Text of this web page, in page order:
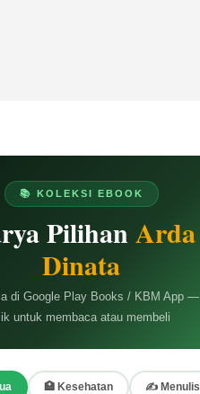
📚 KOLEKSI EBOOK
PilihanArda
Dinata
di Google Play Books / KBM App —
untuk membaca atau membeli
🏥 Kesehatan ✍️ Menulis